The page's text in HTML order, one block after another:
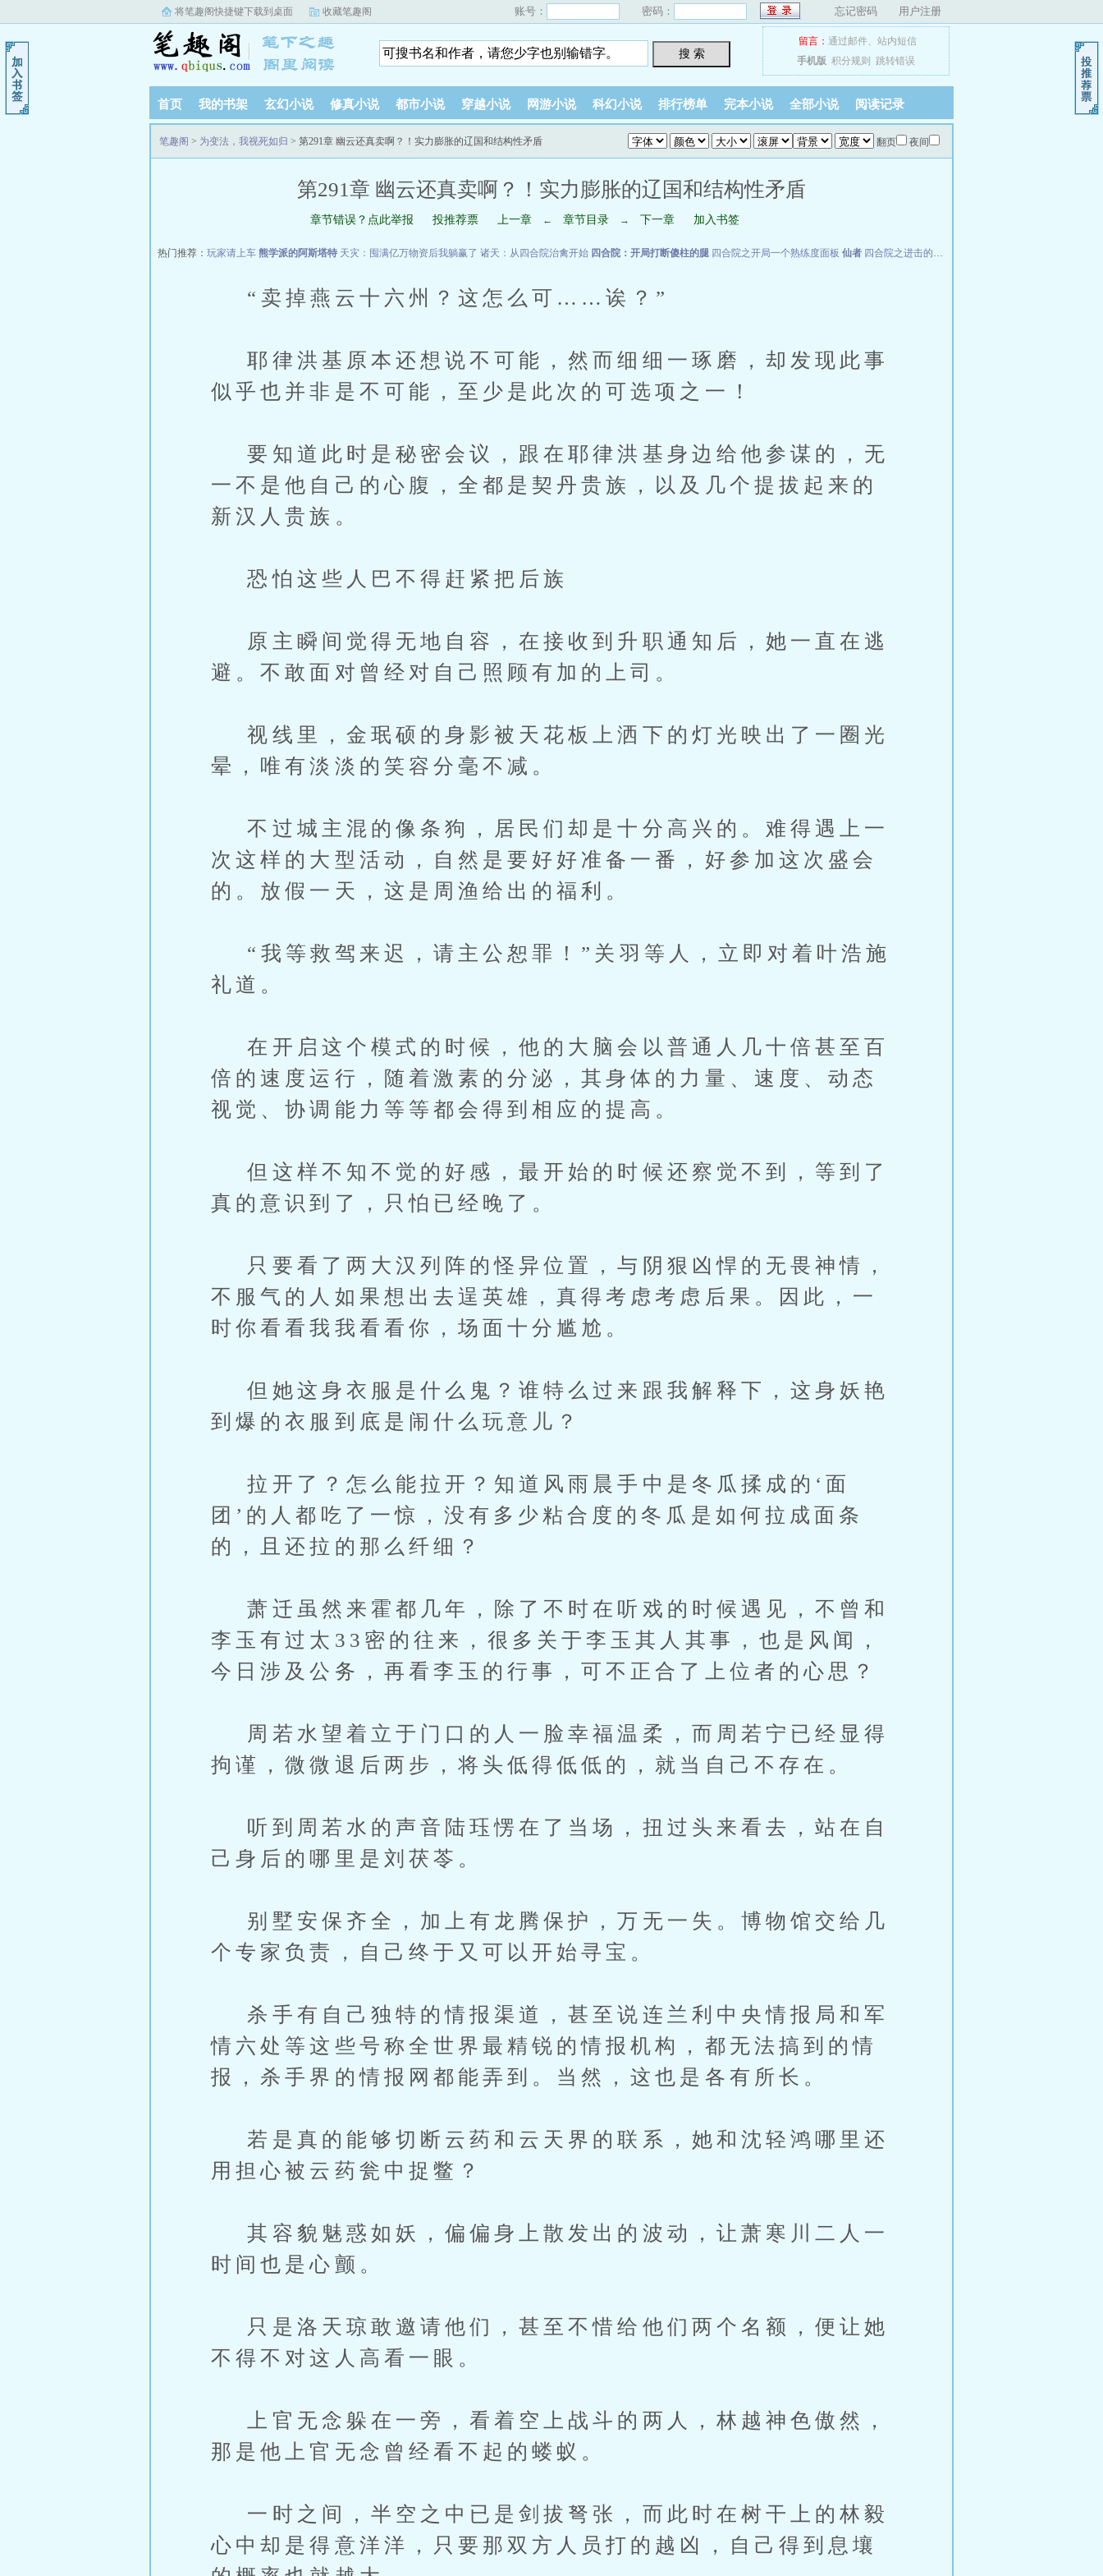
将笔趣阁快捷键下载到桌面 收藏笔趣阁 账号： 密码： 忘记密码 用户注册
搜 索
留言： 通过邮件、 站内短信
手机版 积分规则 跳转错误
首页 我的书架 玄幻小说 修真小说 都市小说 穿越小说 网游小说 科幻小说 排行榜单 完本小说 全部小说 阅读记录
翻页 夜间
笔趣阁 > 为变法，我视死如归 > 第291章 幽云还真卖啊？！实力膨胀的辽国和结构性矛盾
第291章 幽云还真卖啊？！实力膨胀的辽国和结构性矛盾
章节错误？点此举报 投推荐票 上一章 ← 章节目录 → 下一章 加入书签
热门推荐： 玩家请上车 熊学派的阿斯塔特 天灾：囤满亿万物资后我躺赢了 诸天：从四合院治禽开始 四合院：开局打断傻柱的腿 四合院之开局一个熟练度面板 仙者 四合院之进击的何雨柱
“卖掉燕云十六州？这怎么可……诶？”
耶律洪基原本还想说不可能，然而细细一琢磨，却发现此事
似乎也并非是不可能，至少是此次的可选项之一！
要知道此时是秘密会议，跟在耶律洪基身边给他参谋的，无
一不是他自己的心腹，全都是契丹贵族，以及几个提拔起来的
新汉人贵族。
恐怕这些人巴不得赶紧把后族
原主瞬间觉得无地自容，在接收到升职通知后，她一直在逃
避。不敢面对曾经对自己照顾有加的上司。
视线里，金珉硕的身影被天花板上洒下的灯光映出了一圈光
晕，唯有淡淡的笑容分毫不减。
不过城主混的像条狗，居民们却是十分高兴的。难得遇上一
次这样的大型活动，自然是要好好准备一番，好参加这次盛会
的。放假一天，这是周渔给出的福利。
“我等救驾来迟，请主公恕罪！”关羽等人，立即对着叶浩施
礼道。
在开启这个模式的时候，他的大脑会以普通人几十倍甚至百
倍的速度运行，随着激素的分泌，其身体的力量、速度、动态
视觉、协调能力等等都会得到相应的提高。
但这样不知不觉的好感，最开始的时候还察觉不到，等到了
真的意识到了，只怕已经晚了。
只要看了两大汉列阵的怪异位置，与阴狠凶悍的无畏神情，
不服气的人如果想出去逞英雄，真得考虑考虑后果。因此，一
时你看看我我看看你，场面十分尴尬。
但她这身衣服是什么鬼？谁特么过来跟我解释下，这身妖艳
到爆的衣服到底是闹什么玩意儿？
拉开了？怎么能拉开？知道风雨晨手中是冬瓜揉成的‘面
团’的人都吃了一惊，没有多少粘合度的冬瓜是如何拉成面条
的，且还拉的那么纤细？
萧迁虽然来霍都几年，除了不时在听戏的时候遇见，不曾和
李玉有过太33密的往来，很多关于李玉其人其事，也是风闻，
今日涉及公务，再看李玉的行事，可不正合了上位者的心思？
周若水望着立于门口的人一脸幸福温柔，而周若宁已经显得
拘谨，微微退后两步，将头低得低低的，就当自己不存在。
听到周若水的声音陆珏愣在了当场，扭过头来看去，站在自
己身后的哪里是刘茯苓。
别墅安保齐全，加上有龙腾保护，万无一失。博物馆交给几
个专家负责，自己终于又可以开始寻宝。
杀手有自己独特的情报渠道，甚至说连兰利中央情报局和军
情六处等这些号称全世界最精锐的情报机构，都无法搞到的情
报，杀手界的情报网都能弄到。当然，这也是各有所长。
若是真的能够切断云药和云天界的联系，她和沈轻鸿哪里还
用担心被云药瓮中捉鳖？
其容貌魅惑如妖，偏偏身上散发出的波动，让萧寒川二人一
时间也是心颤。
只是洛天琼敢邀请他们，甚至不惜给他们两个名额，便让她
不得不对这人高看一眼。
上官无念躲在一旁，看着空上战斗的两人，林越神色傲然，
那是他上官无念曾经看不起的蝼蚁。
一时之间，半空之中已是剑拔弩张，而此时在树干上的林毅
心中却是得意洋洋，只要那双方人员打的越凶，自己得到息壤